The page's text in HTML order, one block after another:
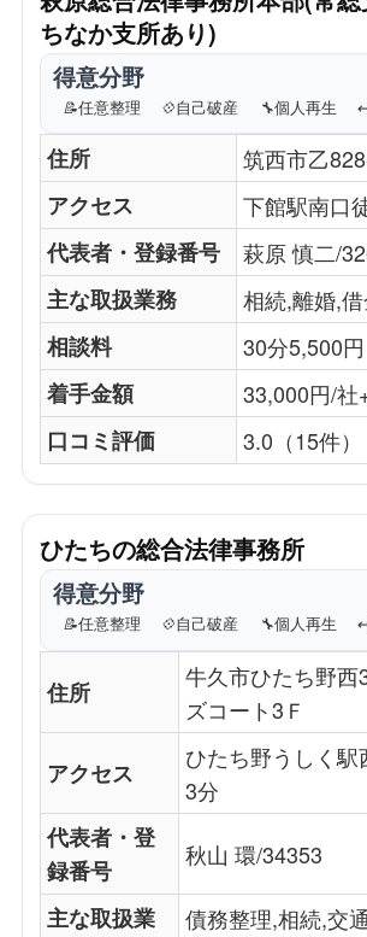
ちなか支所あり)
得意分野
📝任意整理 💠自己破産 🔧個人再生 ↩️
住所
筑西市乙
アクセス
下館駅南口
代表者・登録番号
萩原 慎二/
主な取扱業務
相続,離婚,
相談料
30分5,500円
着手金額
33,000円/社
口コミ評価
3.0（15件）
ひたちの総合法律事務所
得意分野
📝任意整理 💠自己破産 🔧個人再生 ↩️
住所
牛久市ひたち野西
ズコート3Ｆ
アクセス
ひたち野うしく
3分
代表者・登
録番号
秋山 環/34353
主な取扱業
債務整理,相続,交